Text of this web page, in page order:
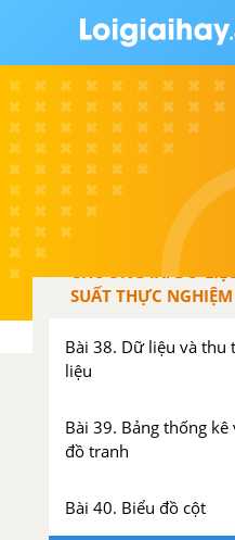
Bài 36. Góc
Bài 37. Số đo góc
Luyện tập chung
Bài tập cuối chương VIII
CHƯƠNG IX. DỮ
SUẤT THỰC NGHIỆM
Bài 38. Dữ liệu và thu
liệu
Bài 39. Bảng thống kê
đồ tranh
Bài 40. Biểu đồ cột